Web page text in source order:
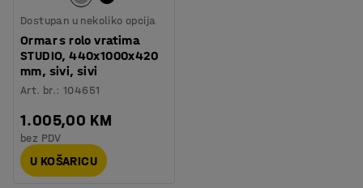
Dostupan u nekoliko opcija
Ormar s rolo vratima
STUDIO, 440x1000x420
mm, sivi, sivi
Art. br.:104651
1.005,00 KM
bez PDV
U KOŠARICU